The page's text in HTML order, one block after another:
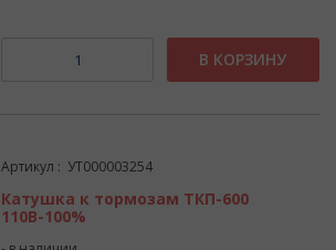
В КОРЗИНУ
Артикул : УТ000003254
Катушка к тормозам ТКП-600
110В-100%